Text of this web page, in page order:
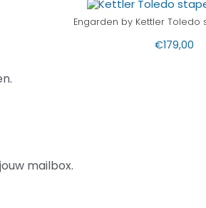
Engarden by Kettler Toledo
€179,00
mailbox.